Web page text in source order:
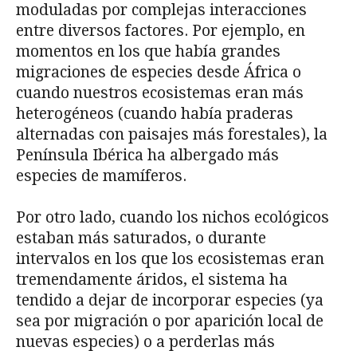
moduladas por complejas interacciones
entre diversos factores. Por ejemplo, en
momentos en los que había grandes
migraciones de especies desde África o
cuando nuestros ecosistemas eran más
heterogéneos (cuando había praderas
alternadas con paisajes más forestales), la
Península Ibérica ha albergado más
especies de mamíferos.
Por otro lado, cuando los nichos ecológicos
estaban más saturados, o durante
intervalos en los que los ecosistemas eran
tremendamente áridos, el sistema ha
tendido a dejar de incorporar especies (ya
sea por migración o por aparición local de
nuevas especies) o a perderlas más